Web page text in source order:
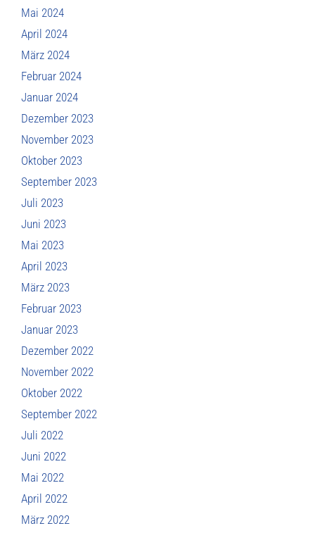
Mai 2024
April 2024
März 2024
Februar 2024
Januar 2024
Dezember 2023
November 2023
Oktober 2023
September 2023
Juli 2023
Juni 2023
Mai 2023
April 2023
März 2023
Februar 2023
Januar 2023
Dezember 2022
November 2022
Oktober 2022
September 2022
Juli 2022
Juni 2022
Mai 2022
April 2022
März 2022